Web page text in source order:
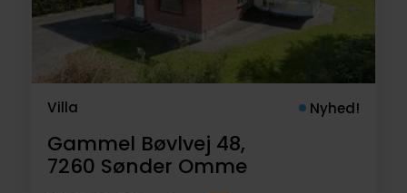
Villa Nyhed!
Gammel Bøvlvej 48,
7260 Sønder Omme